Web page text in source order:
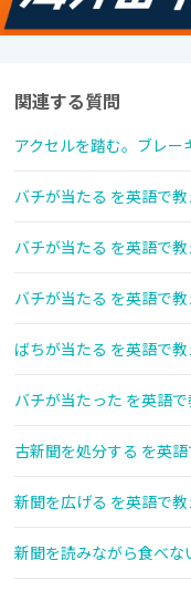
関連する質問
アクセルを踏む。ブレー
バチが当たる を英語で教
バチが当たる を英語で教
バチが当たる を英語で教
ばちが当たる を英語で教
バチが当たった を英語
古新聞を処分する を英
新聞を広げる を英語で教
新聞を読みながら食べな